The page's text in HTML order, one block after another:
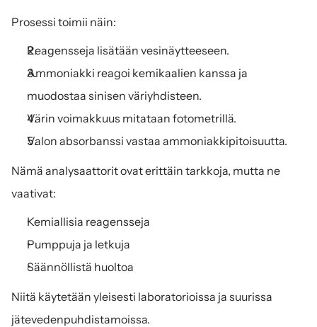
Prosessi toimii näin:
Reagensseja lisätään vesinäytteeseen.
Ammoniakki reagoi kemikaalien kanssa ja
muodostaa sinisen väriyhdisteen.
Värin voimakkuus mitataan fotometrillä.
Valon absorbanssi vastaa ammoniakkipitoisuutta.
Nämä analysaattorit ovat erittäin tarkkoja, mutta ne
vaativat:
Kemiallisia reagensseja
Pumppuja ja letkuja
Säännöllistä huoltoa
Niitä käytetään yleisesti laboratorioissa ja suurissa
jätevedenpuhdistamoissa.